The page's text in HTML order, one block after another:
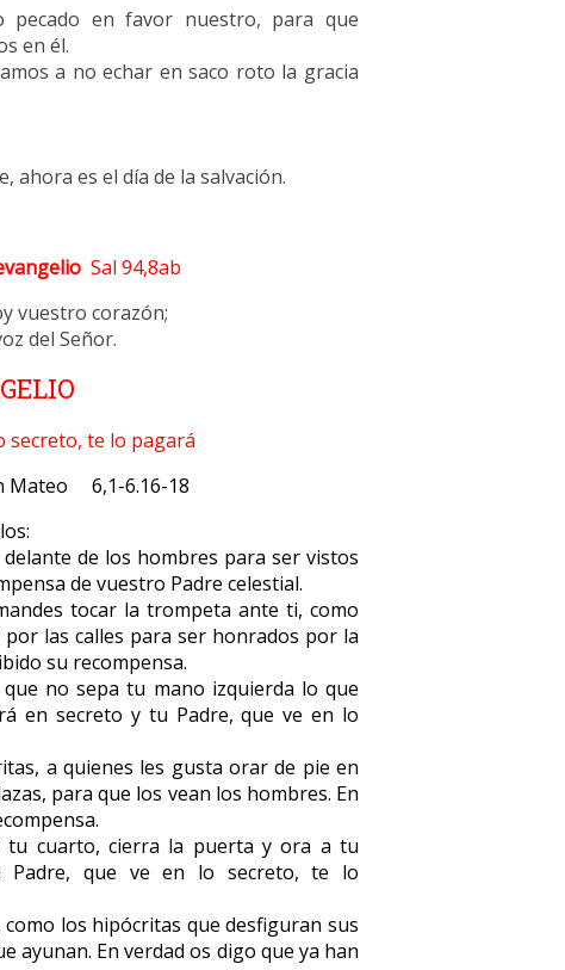
en favor nuestro, para que
en él.
a no echar en saco roto la gracia
ahora es el día de la salvación.
Sal 94,8ab
vuestro corazón;
del Señor.
secreto, te lo pagará
Mateo 6,1-6.16-18
de los hombres para ser vistos
de vuestro Padre celestial.
tocar la trompeta ante ti, como
las calles para ser honrados por la
su recompensa.
no sepa tu mano izquierda lo que
en secreto y tu Padre, que ve en lo
a quienes les gusta orar de pie en
para que los vean los hombres. En
tu cuarto, cierra la puerta y ora a tu
que ve en lo secreto, te lo
los hipócritas que desfiguran sus
ayunan. En verdad os digo que ya han